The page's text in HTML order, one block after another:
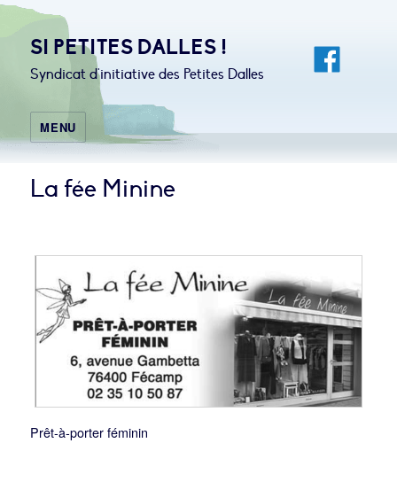
SI PETITES DALLES !
Syndicat d'initiative des Petites Dalles
MENU
La fée Minine
Prêt-à-porter féminin